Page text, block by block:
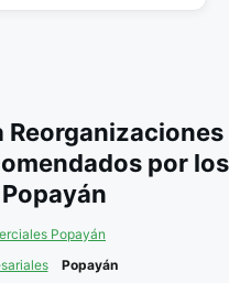
Reorganizaciones
por los
Popayán
Popayán